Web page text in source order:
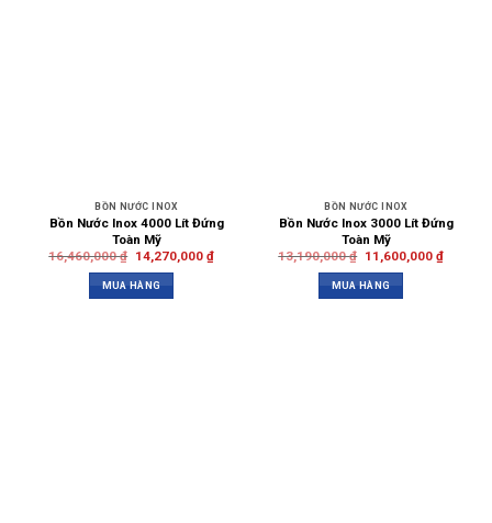
BỒN NƯỚC INOX
Bồn Nước Inox 4000 Lít Đứng
Toàn Mỹ
16,460,000₫ 14,270,000 ₫
MUA HÀNG
BỒN NƯỚC INOX
Bồn Nước Inox 3000 Lít Đứng
Toàn Mỹ
13,190,000₫ 11,600,000 ₫
MUA HÀNG